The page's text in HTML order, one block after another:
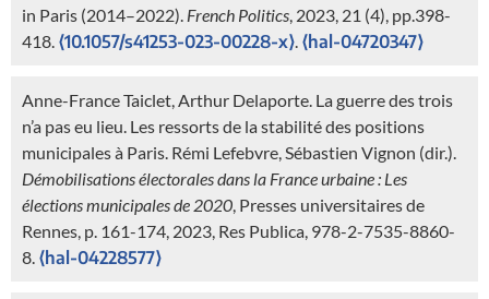
in Paris (2014–2022). French Politics, 2023, 21 (4), pp.398-
418. ⟨10.1057/s41253-023-00228-x⟩. ⟨hal-04720347⟩
Anne-France Taiclet, Arthur Delaporte. La guerre des trois
n’a pas eu lieu. Les ressorts de la stabilité des positions
municipales à Paris. Rémi Lefebvre, Sébastien Vignon (dir.).
Démobilisations électorales dans la France urbaine : Les
élections municipales de 2020, Presses universitaires de
Rennes, p. 161-174, 2023, Res Publica, 978-2-7535-8860-
8. ⟨hal-04228577⟩